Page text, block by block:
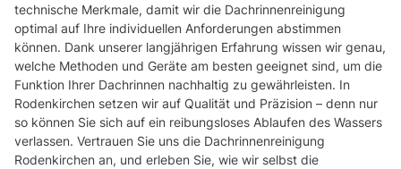
technische Merkmale, damit wir die Dachrinnenreinigung
optimal auf Ihre individuellen Anforderungen abstimmen
können. Dank unserer langjährigen Erfahrung wissen wir genau,
welche Methoden und Geräte am besten geeignet sind, um die
Funktion Ihrer Dachrinnen nachhaltig zu gewährleisten. In
Rodenkirchen setzen wir auf Qualität und Präzision – denn nur
so können Sie sich auf ein reibungsloses Ablaufen des Wassers
verlassen. Vertrauen Sie uns die Dachrinnenreinigung
Rodenkirchen an, und erleben Sie, wie wir selbst die